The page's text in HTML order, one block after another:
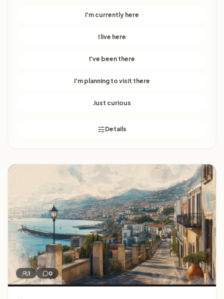
I'm currently here
I live here
I've been there
I'm planning to visit there
Just curious
Details
1 0